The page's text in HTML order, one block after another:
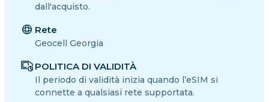
dall'acquisto.
Rete
Geocell Georgia
POLITICA DI VALIDITÀ
Il periodo di validità inizia quando l’eSIM si
connette a qualsiasi rete supportata.